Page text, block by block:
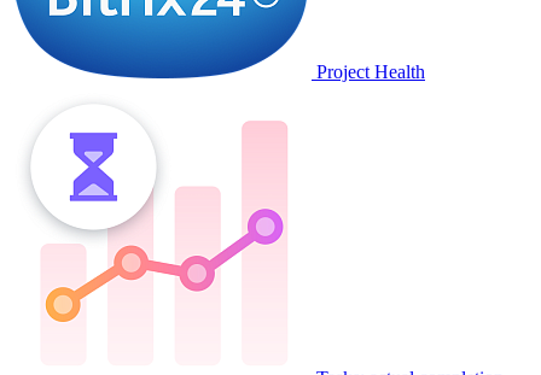
Project Health